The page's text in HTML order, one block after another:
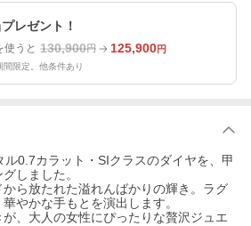
レゼント！
使うと 130,900円 125,900円
限定。他条件あり
0.7カラット・SIクラスのダイヤを、甲
しました。
ら放たれた溢れんばかりの輝き。ラグ
やかな手もとを演出します。
、大人の女性にぴったりな贅沢ジュエ